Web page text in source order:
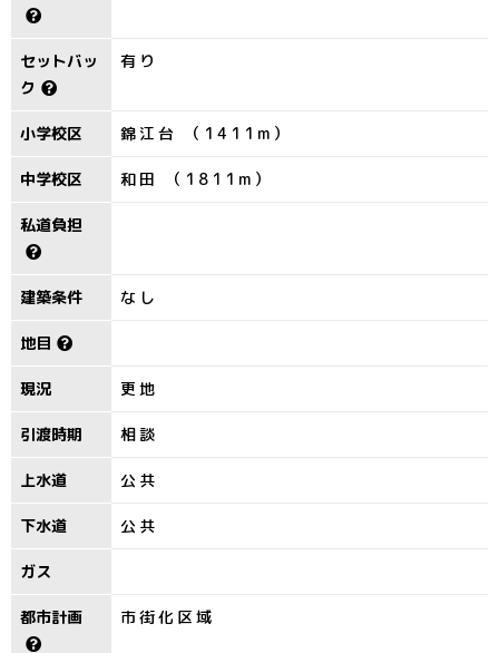
セットバッ
ク
有り
小学校区 錦江台 （1411m）
中学校区 和田 （1811m）
私道負担
建築条件 なし
地目
現況 更地
引渡時期 相談
上水道 公共
下水道 公共
ガス
都市計画 市街化区域